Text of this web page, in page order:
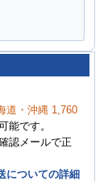
道・沖縄 1,760
能です。
認メールで正
についての詳細